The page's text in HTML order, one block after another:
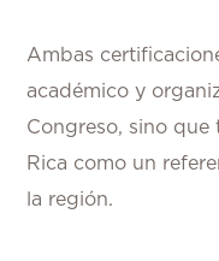
Ambas
académico y
Congreso, sino que
Rica como un
la región.